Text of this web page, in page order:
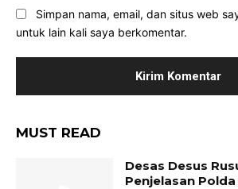
Simpan nama, email, dan situs web
untuk lain kali saya berkomentar.
MUST READ
Desas Desus
Penjelasan